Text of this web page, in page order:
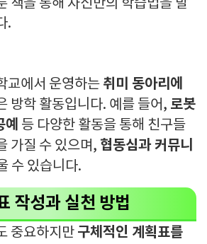
책을 통해 자신만의 학습법을 발
.
교에서 운영하는 취미 동아리에
방학 활동입니다. 예를 들어, 로봇
등 다양한 활동을 통해 친구들
가질 수 있으며, 협동심과 커뮤니
수 있습니다.
작성과 실천 방법
중요하지만 구체적인 계획표를